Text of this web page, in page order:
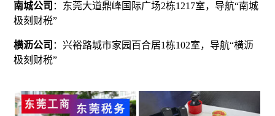
南城公司 ：东莞大道鼎峰国际广场2栋1217室，导航“南城
极刻财税”
横沥公司 ：兴裕路城市家园百合居1栋102室，导航“横沥
极刻财税”